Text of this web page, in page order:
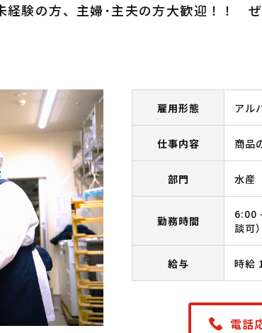
経験の方、主婦･主夫の方大歓迎！！
雇用形態 アル
仕事内容 商品
部門 水産
勤務時間
6:00
談可）
給与 時給
電話